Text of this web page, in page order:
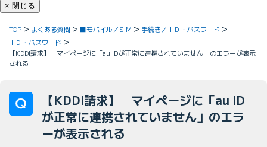
× 閉じる
TOP よくある質問 ■モバイル／SIM
手続き／ＩＤ・パスワード
ＩＤ・パスワード
【KDDI請求】 マイページに「au IDが正常に連携されていません」のエラーが表示
される
【KDDI請求】 マイページに「au ID
が正常に連携されていません」のエラ
ーが表示される